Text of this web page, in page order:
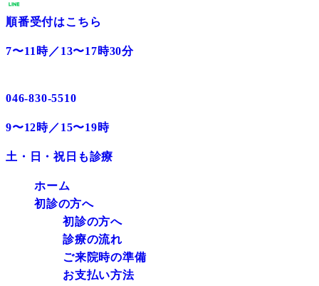
順番受付はこちら
7〜11時／13〜17時30分
046-830-5510
9〜12時／15〜19時
土・日・祝日も診療
ホーム
初診の方へ
初診の方へ
診療の流れ
ご来院時の準備
お支払い方法